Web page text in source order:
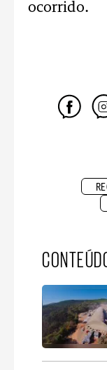
ocorrido.